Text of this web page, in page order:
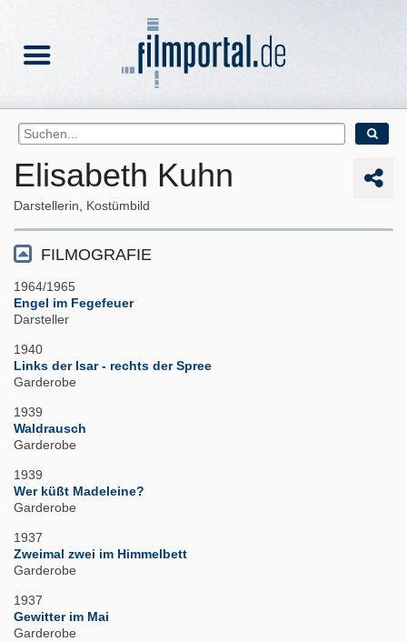
Elisabeth Kuhn
Darstellerin, Kostümbild
FILMOGRAFIE
1964/1965
Engel im Fegefeuer
Darsteller
1940
Links der Isar - rechts der Spree
Garderobe
1939
Waldrausch
Garderobe
1939
Wer küßt Madeleine?
Garderobe
1937
Zweimal zwei im Himmelbett
Garderobe
1937
Gewitter im Mai
Garderobe